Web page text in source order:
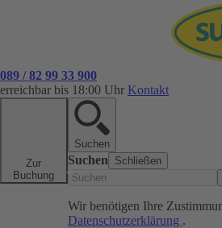
089 / 82 99 33 900
erreichbar bis 18:00 Uhr Kontakt
Zur
Buchung
Suchen
Suchen Schließen
Wir benötigen Ihre
Datenschutzerklärung .